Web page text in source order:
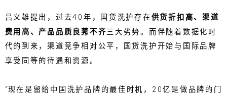
吕义雄提出，过去40年，国货洗护存在供货折扣高、渠道
费用高、产品品质良莠不齐三大劣势。而伴随着数据化时
代的到来，渠道竞争相对公平，国货洗护开始与国际品牌
享受同等的待遇和资源。
“现在是留给中国洗护品牌的最佳时机，20亿是做品牌的门